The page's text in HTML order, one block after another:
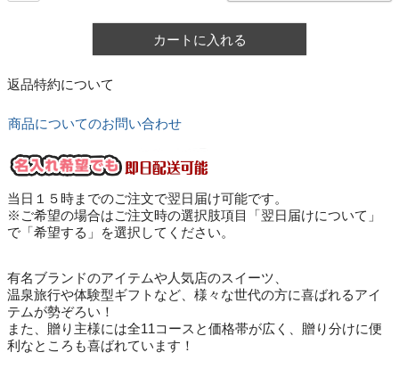
カートに入れる
返品特約について
商品についてのお問い合わせ
当日１５時までのご注文で翌日届け可能です。
※ご希望の場合はご注文時の選択肢項目「翌日届けについて」
で「希望する」を選択してください。
有名ブランドのアイテムや人気店のスイーツ、
温泉旅行や体験型ギフトなど、様々な世代の方に喜ばれるアイ
テムが勢ぞろい！
また、贈り主様には全11コースと価格帯が広く、贈り分けに便
利なところも喜ばれています！